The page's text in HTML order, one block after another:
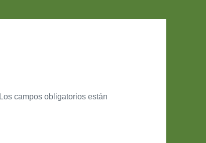
Los campos obligatorios están